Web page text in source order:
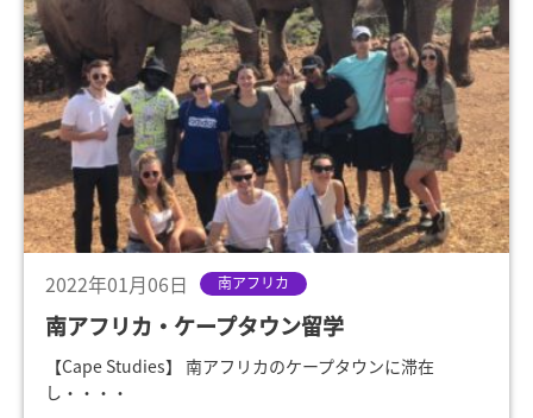
2022年01月06日 南アフリカ
南アフリカ・ケープタウン留学
【Cape Studies】 南アフリカのケープタウンに滞在
し・・・・